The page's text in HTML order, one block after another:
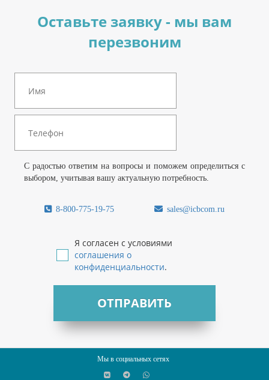
Оставьте заявку - мы вам
перезвоним
С радостью ответим на вопросы и поможем определиться с
выбором, учитывая вашу актуальную потребность.
8-800-775-19-75 sales@icbcom.ru
Я согласен с условиями
соглашения о
конфиденциальности.
ОТПРАВИТЬ
Мы в социальных сетях